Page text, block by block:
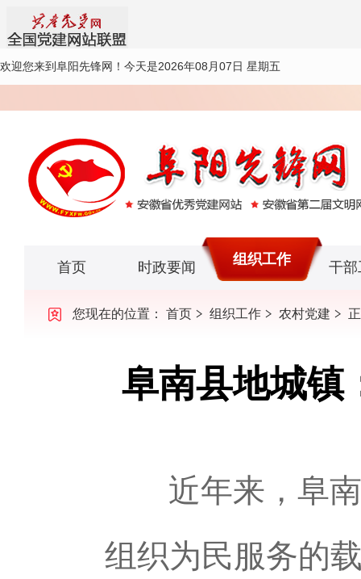
欢迎您来到阜阳先锋网！ 今天是2026年08月07日 星期五
首页 时政要闻 组织工作 干部
您现在的位置： 首页 组织工作 农村党建
阜南县地城镇
近年来，阜
组织为民服务的